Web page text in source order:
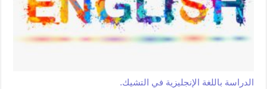
الدراسة باللغة الإنجليزية في التشيك.